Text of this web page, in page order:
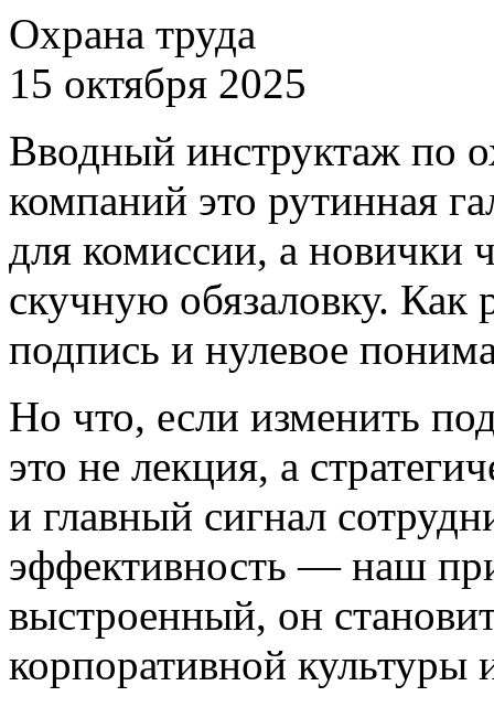
Охрана труда
15 октября 2025
Вводный инструктаж по
компаний это рутинная
для комиссии, а новички
скучную обязаловку. Как
подпись и нулевое
Но что, если изменить
это не лекция, а
и главный сигнал
эффективность — наш
выстроенный, он
корпоративной